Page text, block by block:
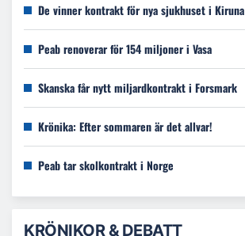
De vinner kontrakt för nya sjukhuset i Kiruna
Peab renoverar för 154 miljoner i Vasa
Skanska får nytt miljardkontrakt i Forsmark
Krönika: Efter sommaren är det allvar!
Peab tar skolkontrakt i Norge
KRÖNIKOR & DEBATT